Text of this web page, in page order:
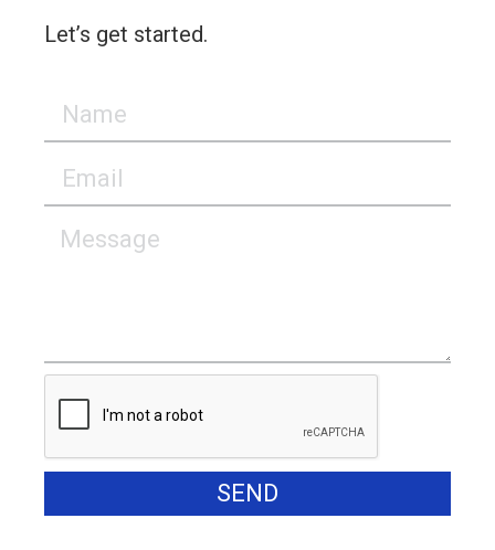
Let’s get started.
SEND